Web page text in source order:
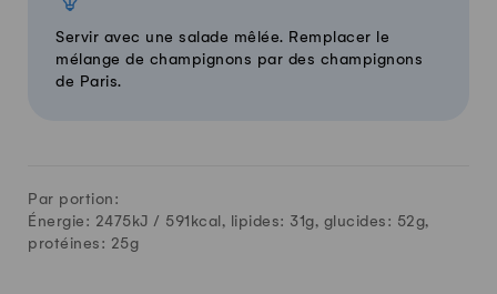
Servir avec une salade mêlée. Remplacer le
mélange de champignons par des champignons
de Paris.
Par portion:
Énergie: 2475kJ / 591 kcal, lipides: 31g, glucides: 52g,
protéines: 25g